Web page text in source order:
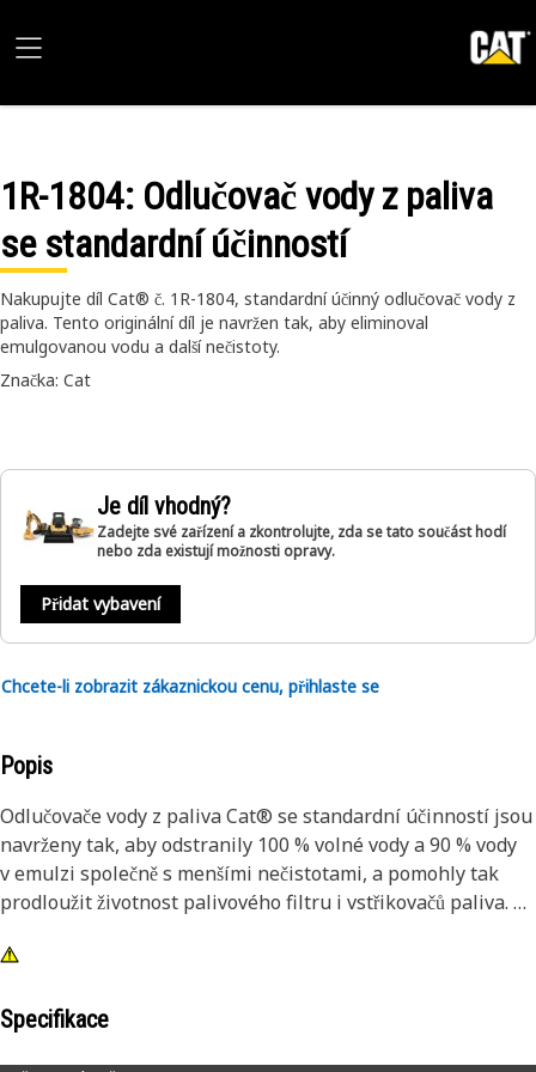
1R-1804: Odlučovač vody z paliva
se standardní účinností
Nakupujte díl Cat® č. 1R-1804, standardní účinný odlučovač vody z
paliva. Tento originální díl je navržen tak, aby eliminoval
emulgovanou vodu a další nečistoty.
Značka: Cat
Je díl vhodný?
Zadejte své zařízení a zkontrolujte, zda se tato součást hodí
nebo zda existují možnosti opravy.
Přidat vybavení
Chcete-li zobrazit zákaznickou cenu, přihlaste se
Popis
Odlučovače vody z paliva Cat® se standardní účinností jsou
navrženy tak, aby odstranily 100 % volné vody a 90 % vody
v emulzi společně s menšími nečistotami, a pomohly tak
prodloužit životnost palivového filtru i vstřikovačů paliva.
Naše odlučovače vody z paliva, které byly navrženy
sekundárního filtru a přesných součástí palivového
Specifikace